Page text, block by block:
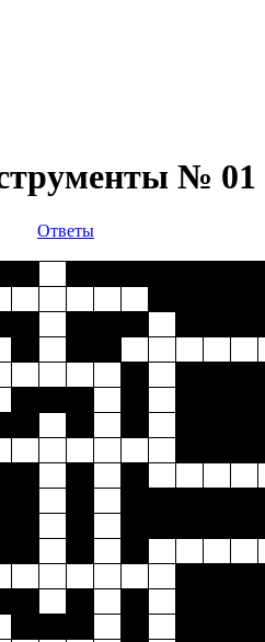
№ 01
Ответы